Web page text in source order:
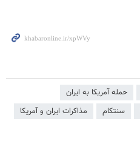
حمله آمریکا به ایران
سنتکام
مذاکرات ایران و آمریکا